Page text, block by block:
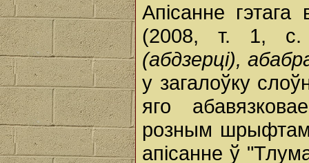
Апісанне
(2008, т. 1,
(абдзерці),
у загалоўку
яго
розным
апісанне ў